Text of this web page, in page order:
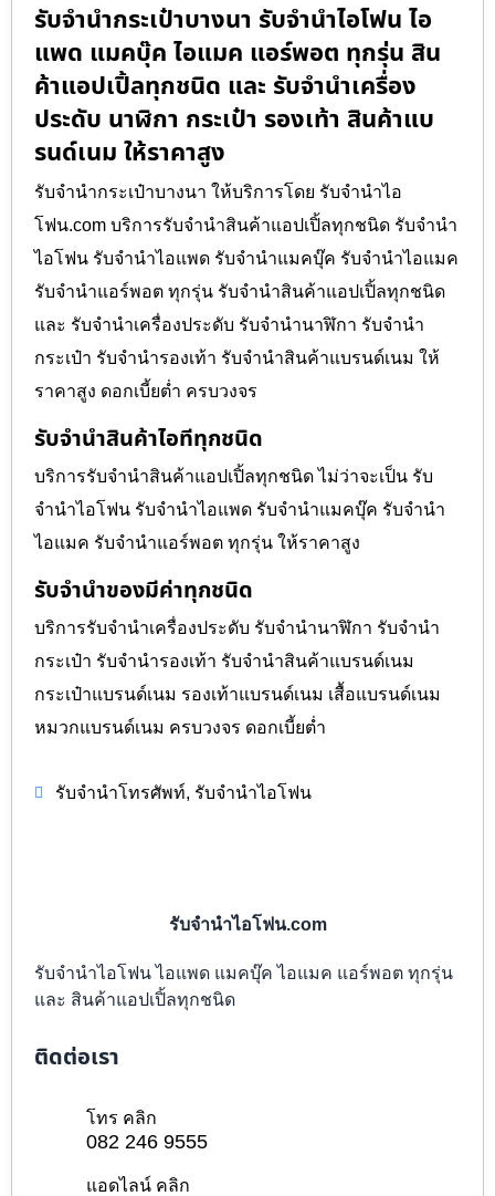
รับจำนำกระเป๋าบางนา รับจำนำไอโฟน ไอ
แพด แมคบุ๊ค ไอแมค แอร์พอต ทุกรุ่น สิน
ค้าแอปเปิ้ลทุกชนิด และ รับจำนำเครื่อง
ประดับ นาฬิกา กระเป๋า รองเท้า สินค้าแบ
รนด์เนม ให้ราคาสูง
รับจำนำกระเป๋าบางนา ให้บริการโดย รับจํานําไอ
โฟน.com บริการรับจำนำสินค้าแอปเปิ้ลทุกชนิด รับจำนำ
ไอโฟน รับจำนำไอแพด รับจำนำแมคบุ๊ค รับจำนำไอแมค
รับจำนำแอร์พอต ทุกรุ่น รับจำนำสินค้าแอปเปิ้ลทุกชนิด
และ รับจำนำเครื่องประดับ รับจำนำนาฬิกา รับจำนำ
กระเป๋า รับจำนำรองเท้า รับจำนำสินค้าแบรนด์เนม ให้
ราคาสูง ดอกเบี้ยต่ำ ครบวงจร
รับจำนำสินค้าไอทีทุกชนิด
บริการรับจำนำสินค้าแอปเปิ้ลทุกชนิด ไม่ว่าจะเป็น รับ
จำนำไอโฟน รับจำนำไอแพด รับจำนำแมคบุ๊ค รับจำนำ
ไอแมค รับจำนำแอร์พอต ทุกรุ่น ให้ราคาสูง
รับจำนำของมีค่าทุกชนิด
บริการรับจำนำเครื่องประดับ รับจำนำนาฬิกา รับจำนำ
กระเป๋า รับจำนำรองเท้า รับจำนำสินค้าแบรนด์เนม
กระเป๋าแบรนด์เนม รองเท้าแบรนด์เนม เสื้อแบรนด์เนม
หมวกแบรนด์เนม ครบวงจร ดอกเบี้ยต่ำ
รับจำนำโทรศัพท์, รับจำนำไอโฟน
รับจำนำไอโฟน.com
รับจำนำไอโฟน ไอแพด แมคบุ๊ค ไอแมค แอร์พอต ทุกรุ่น
และ สินค้าแอปเปิ้ลทุกชนิด
ติดต่อเรา
โทร คลิก
082 246 9555
แอดไลน์ คลิก